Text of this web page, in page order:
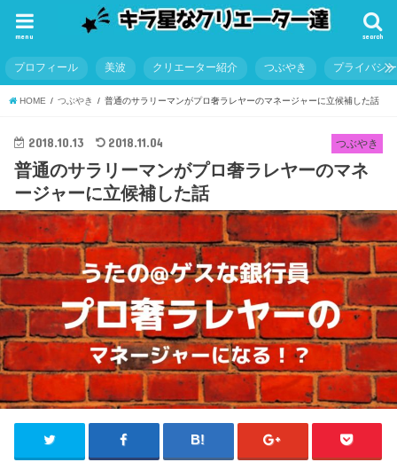
search
menu
プロフィール 美波 クリエーター紹介 つぶやき プライバシ
HOME つぶやき 普通のサラリーマンがプロ奢ラレヤーのマネージャーに立候補した話
つぶやき
2018.10.13 2018.11.04
普通のサラリーマンがプロ奢ラレヤーのマネ
ージャーに立候補した話